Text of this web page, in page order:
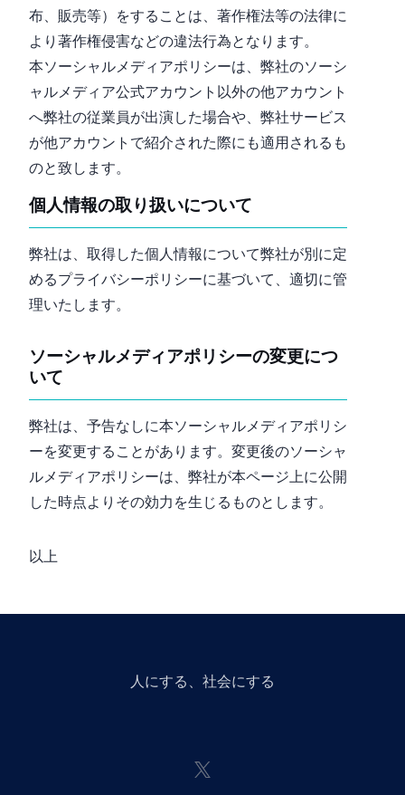
布、販売等）をすることは、著作権法等の法律に
より著作権侵害などの違法行為となります。
本ソーシャルメディアポリシーは、弊社のソーシ
ャルメディア公式アカウント以外の他アカウント
へ弊社の従業員が出演した場合や、弊社サービス
が他アカウントで紹介された際にも適用されるも
のと致します。
個人情報の取り扱いについて
弊社は、取得した個人情報について弊社が別に定
めるプライバシーポリシーに基づいて、適切に管
理いたします。
ソーシャルメディアポリシーの変更につ
いて
弊社は、予告なしに本ソーシャルメディアポリシ
ーを変更することがあります。変更後のソーシャ
ルメディアポリシーは、弊社が本ページ上に公開
した時点よりその効力を生じるものとします。
以上
人にGiveする、社会にGiveする